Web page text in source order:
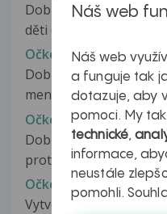
Dobrý den, rozhodla
děti (17 a 9 let) vakcinou
Očkování
Dobry den dcera ma
meningokoka,je ji 4
Očkování
Dobrý den. Chtěla
proti klíštové
Očkování
Vytvoření protilátek po
Náš web
Náš web
a funguje tak
dotazuje, aby
pomoci. My
technické,
informace,
neustále
pomohli.